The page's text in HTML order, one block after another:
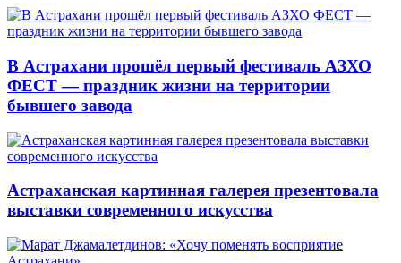
В Астрахани прошёл первый фестиваль АЗХО
ФЕСТ — праздник жизни на территории
бывшего завода
Астраханская картинная галерея презентовала
выставки современного искусства